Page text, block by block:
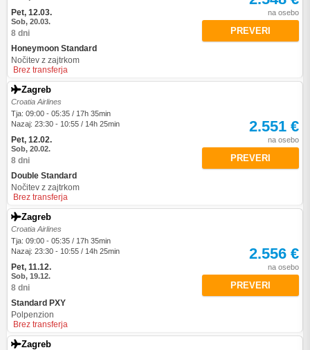
Pet, 12.03.
Sob, 20.03.
8 dni
Honeymoon Standard
Nočitev z zajtrkom
Brez transferja
na osebo
PREVERI
Zagreb
Croatia Airlines
Tja: 09:00 - 05:35 / 17h 35min
Nazaj: 23:30 - 10:55 / 14h 25min
Pet, 12.02.
Sob, 20.02.
8 dni
Double Standard
Nočitev z zajtrkom
Brez transferja
2.551 €
na osebo
PREVERI
Zagreb
Croatia Airlines
Tja: 09:00 - 05:35 / 17h 35min
Nazaj: 23:30 - 10:55 / 14h 25min
Pet, 11.12.
Sob, 19.12.
8 dni
Standard PXY
Polpenzion
Brez transferja
2.556 €
na osebo
PREVERI
Zagreb